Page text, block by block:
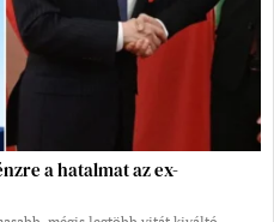
a hatalmat az ex-